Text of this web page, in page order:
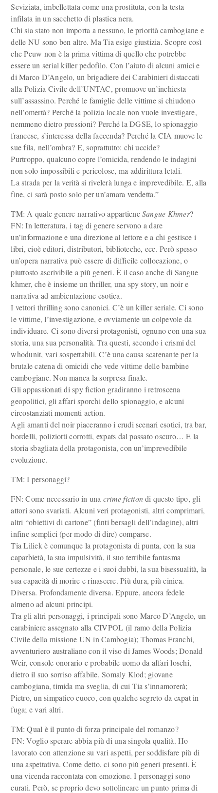
Seviziata, imbellettata come una prostituta, con la testa
infilata in un sacchetto di plastica nera.
Chi sia stato non importa a nessuno, le priorità cambogiane e
delle NU sono ben altre. Ma Tia esige giustizia. Scopre così
che Peuw non è la prima vittima di quello che potrebbe
essere un serial killer pedofilo. Con l’aiuto di alcuni amici e
di Marco D’Angelo, un brigadiere dei Carabinieri distaccati
alla Polizia Civile dell’UNTAC, promuove un’inchiesta
sull’assassino. Perché le famiglie delle vittime si chiudono
nell’omertà? Perché la polizia locale non vuole investigare,
nemmeno dietro pressioni? Perché la DGSE, lo spionaggio
francese, s’interessa della faccenda? Perché la CIA muove le
sue fila, nell’ombra? E, soprattutto: chi uccide?
Purtroppo, qualcuno copre l’omicida, rendendo le indagini
non solo impossibili e pericolose, ma addirittura letali.
La strada per la verità si rivelerà lunga e imprevedibile. E, alla
fine, ci sarà posto solo per un’amara vendetta.”
TM: A quale genere narrativo appartieneSangue Khmer?
FN: In letteratura, i tag di genere servono a dare
un’informazione e una direzione al lettore e a chi gestisce i
libri, cioè editori, distributori, biblioteche, ecc. Però spesso
un’opera narrativa può essere di difficile collocazione, o
piuttosto ascrivibile a più generi. È il caso anche di Sangue
khmer, che è insieme un thriller, una spy story, un noir e
narrativa ad ambientazione esotica.
I vettori thrilling sono canonici. C’è un killer seriale. Ci sono
le vittime, l’investigazione, e ovviamente un colpevole da
individuare. Ci sono diversi protagonisti, ognuno con una sua
storia, una sua personalità. Tra questi, secondo i crismi del
whodunit, vari sospettabili. C’è una causa scatenante per la
brutale catena di omicidi che vede vittime delle bambine
cambogiane. Non manca la sorpresa finale.
Gli appassionati di spy fiction gradiranno i retroscena
geopolitici, gli affari sporchi dello spionaggio, e alcuni
circostanziati momenti action.
Agli amanti del noir piaceranno i crudi scenari esotici, tra bar,
bordelli, poliziotti corrotti, expats dal passato oscuro… E la
storia sbagliata della protagonista, con un’imprevedibile
evoluzione.
TM: I personaggi?
FN: Come necessario in una crime fictiondi questo tipo, gli
attori sono svariati. Alcuni veri protagonisti, altri comprimari,
altri “obiettivi di cartone” (finti bersagli dell’indagine), altri
infine semplici (per modo di dire) comparse.
Tia Liliek è comunque la protagonista di punta, con la sua
caparbietà, la sua impulsività, il suo terribile fantasma
personale, le sue certezze e i suoi dubbi, la sua bisessualità, la
sua capacità di morire e rinascere. Più dura, più cinica.
Diversa. Profondamente diversa. Eppure, ancora fedele
almeno ad alcuni principi.
Tra gli altri personaggi, i principali sono Marco D’Angelo, un
carabiniere assegnato alla CIVPOL (il ramo della Polizia
Civile della missione UN in Cambogia); Thomas Franchi,
avventuriero australiano con il viso di James Woods; Donald
Weir, console onorario e probabile uomo da affari loschi,
dietro il suo sorriso affabile, Somaly Klod; giovane
cambogiana, timida ma sveglia, di cui Tia s’innamorerà;
Pietro, un simpatico cuoco, con qualche segreto da expat in
fuga; e vari altri.
TM: Qual è il punto di forza principale del romanzo?
FN: Voglio sperare abbia più di una singola qualità. Ho
lavorato con attenzione su vari aspetti, per soddisfare più di
una aspettativa. Come detto, ci sono più generi presenti. È
una vicenda raccontata con emozione. I personaggi sono
curati. Però, se proprio devo sottolineare un punto prima di